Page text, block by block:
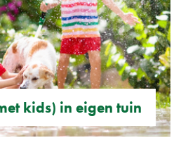
kids) in eigen tuin